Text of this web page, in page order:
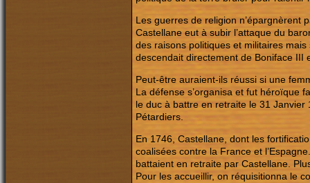
Les guerres de religion n’épargnèrent
Castellane eut à subir l’attaque du
des raisons politiques et militaires
descendait directement de Boniface III
Peut-être auraient-ils réussi si une
La défense s’organisa et fut héroïque
le duc à battre en retraite le 31
Pétardiers.
En 1746, Castellane, dont les
coalisées contre la France et
battaient en retraite par Castellane.
Pour les accueillir, on réquisitionna le